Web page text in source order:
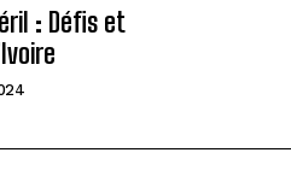
: Défis et